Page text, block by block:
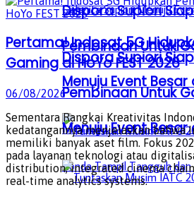
Dispora Supiori
Pembinaan Untuk
Menuju Event
Dispora Supiori
Pembinaan Untuk
Menuju Event
Pertama! Indosat 5G
Gaming di HoYo FEST 2026
06/08/2026
Sementara Rangkai Kreativitas
kedatangannya menjelaskan bahwa
memiliki banyak aset film. Fokus
pada layanan teknologi atau
distribution, integrated cinema
real-time analytics systems.